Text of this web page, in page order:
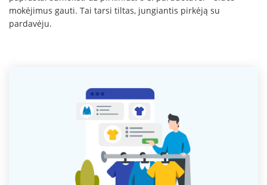
mokėjimus gauti. Tai tarsi tiltas, jungiantis pirkėją su
pardavėju.